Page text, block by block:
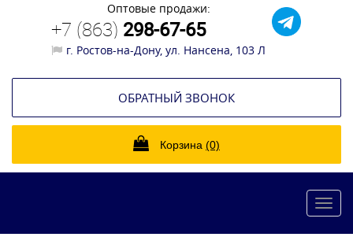
Оптовые продажи:
+7 (863) 298-67-65
г. Ростов-на-Дону, ул. Нансена, 103 Л
ОБРАТНЫЙ ЗВОНОК
Корзина (0)